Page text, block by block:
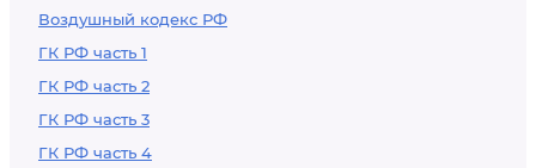
Воздушный кодекс РФ
ГК РФ часть 1
ГК РФ часть 2
ГК РФ часть 3
ГК РФ часть 4